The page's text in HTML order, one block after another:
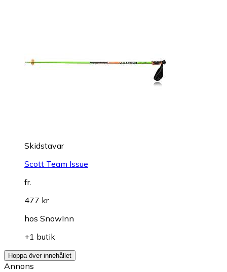
Skidstavar
Scott Team Issue
fr.
477 kr
hos SnowInn
+1 butik
Hoppa över innehållet
Annons